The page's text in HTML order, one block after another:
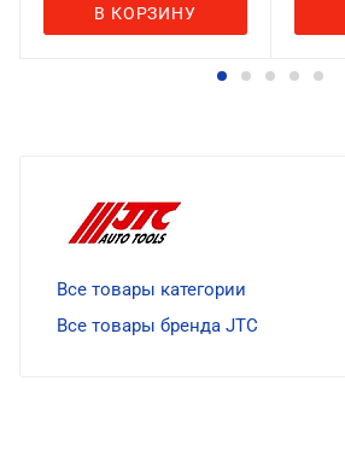
В КОРЗИНУ
Все товары категории
Все товары бренда JTC